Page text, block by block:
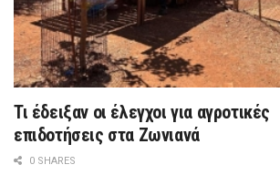
Τι έδειξαν οι έλεγχοι για αγροτικές
επιδοτήσεις στα Ζωνιανά
0 SHARES